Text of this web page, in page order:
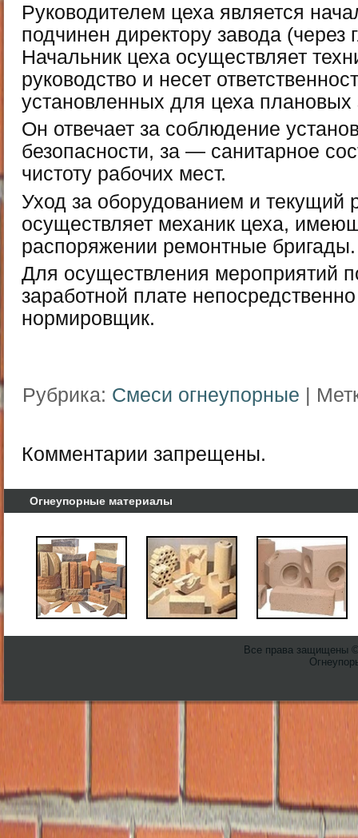
Руководителем цеха является
подчинен директору завода (через
Начальник цеха осуществляет
руководство и несет
установленных для цеха плановых
Он отвечает за соблюдение
безопасности, за — санитарное
чистоту рабочих мест.
Уход за оборудованием и текущий
осуществляет механик цеха,
распоряжении ремонтные бригады.
Для осуществления мероприятий
заработной плате
нормировщик.
Рубрика: Смеси огнеупорные |
Комментарии запрещены.
Огнеупорные материалы
Все права защищены